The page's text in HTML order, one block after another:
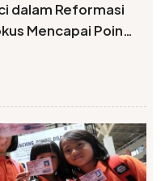
dalam Reformasi
Mencapai Poin